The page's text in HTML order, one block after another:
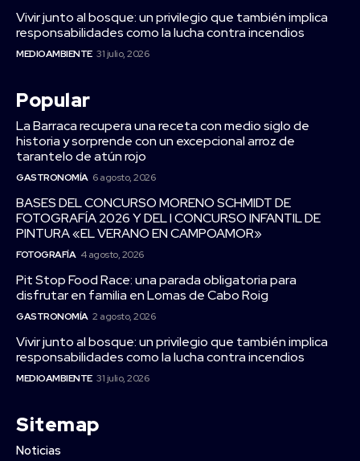
Vivir junto al bosque: un privilegio que también implica
responsabilidades como la lucha contra incendios
MEDIOAMBIENTE 31 julio, 2026
Popular
La Barraca recupera una receta con medio siglo de
historia y sorprende con un excepcional arroz de
tarantelo de atún rojo
GASTRONOMÍA 6 agosto, 2026
BASES DEL CONCURSO MORENO SCHMIDT DE
FOTOGRAFÍA 2026 Y DEL I CONCURSO INFANTIL DE
PINTURA «EL VERANO EN CAMPOAMOR»
FOTOGRAFÍA 4 agosto, 2026
Pit Stop Food Race: una parada obligatoria para
disfrutar en familia en Lomas de Cabo Roig
GASTRONOMÍA 2 agosto, 2026
Vivir junto al bosque: un privilegio que también implica
responsabilidades como la lucha contra incendios
MEDIOAMBIENTE 31 julio, 2026
Sitemap
Noticias